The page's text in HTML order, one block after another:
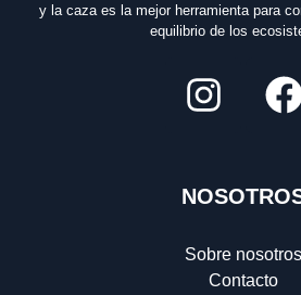
y la caza es la mejor herramienta para
equilibrio de los
Sobre nosotros
Contacto